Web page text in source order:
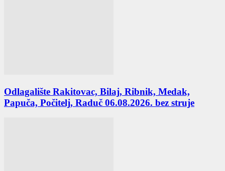
Odlagalište Rakitovac, Bilaj, Ribnik, Medak,
Papuča, Počitelj, Raduč 06.08.2026. bez struje